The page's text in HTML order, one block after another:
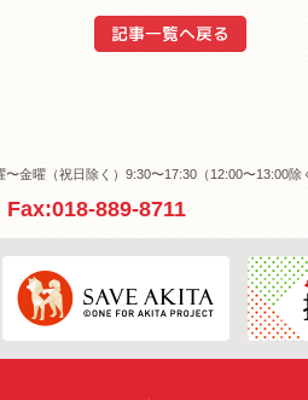
〜金曜（祝日除く）9:30〜17:30（12:00〜13:00除
Fax:018-889-8711